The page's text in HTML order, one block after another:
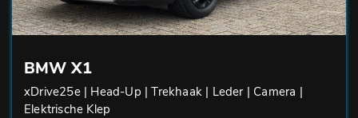
BMW X1
xDrive25e | Head-Up | Trekhaak | Leder | Camera |
Elektrische Klep